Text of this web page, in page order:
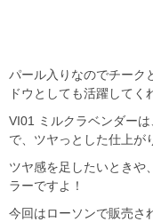
パール入りなのでチーク
ドウとしても活躍してく
VI01 ミルクラベンダー
で、ツヤっとした仕上が
ツヤ感を足したいときや
ラーですよ！
今回はローソンで販売さ